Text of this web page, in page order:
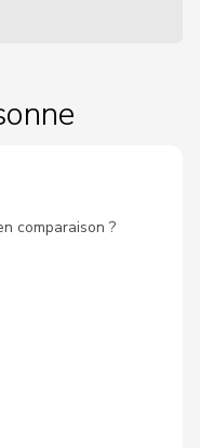
comparaison ?